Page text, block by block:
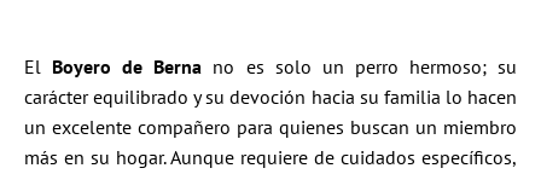
El Boyero de Berna no es solo un perro hermoso; su
carácter equilibrado y su devoción hacia su familia lo hacen
un excelente compañero para quienes buscan un miembro
más en su hogar. Aunque requiere de cuidados específicos,